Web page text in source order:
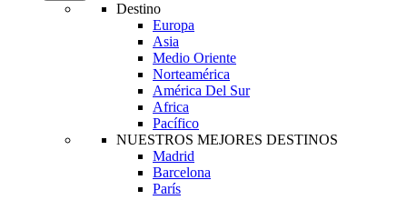
Destino
Europa
Asia
Medio Oriente
Norteamérica
América Del Sur
Africa
Pacífico
NUESTROS MEJORES DESTINOS
Madrid
Barcelona
París